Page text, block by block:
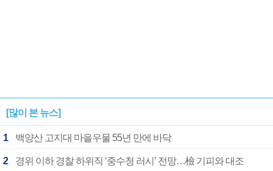
[많이 본 뉴스]
1 백양산 고지대 마을우물 55년 만에 바닥
2 경위 이하 경찰 하위직 ‘중수청 러시’ 전망…檢 기피와 대조